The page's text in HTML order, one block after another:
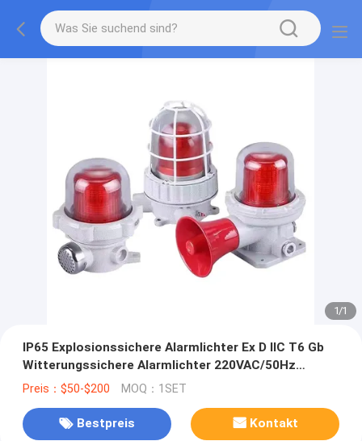
1/1
IP65 Explosionssichere Alarmlichter Ex D IIC T6 Gb
Witterungssichere Alarmlichter 220VAC/50Hz
Spannung
Preis：$50-$200 MOQ：1SET
Bestpreis Kontakt